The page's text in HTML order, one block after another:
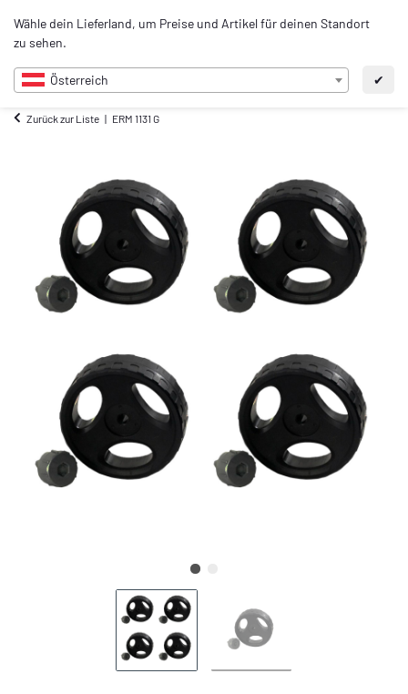
Wähle dein Lieferland, um Preise und Artikel für deinen Standort
zu sehen.
Österreich ✔
DE
Zurück zur Liste ERM 1131 G